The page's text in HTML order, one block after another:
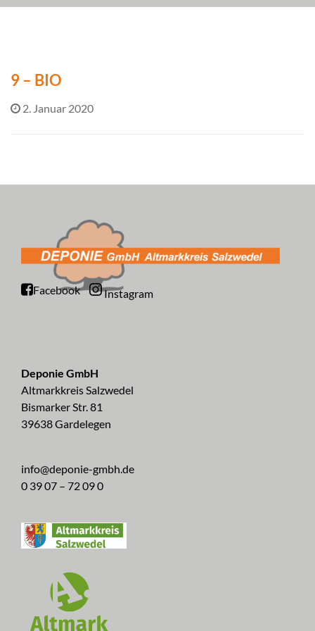
9 – BIO
2. Januar 2020
Facebook Instagram
Deponie GmbH
Altmarkkreis Salzwedel
Bismarker Str. 81
39638 Gardelegen
info@deponie-gmbh.de
0 39 07 – 72 09 0